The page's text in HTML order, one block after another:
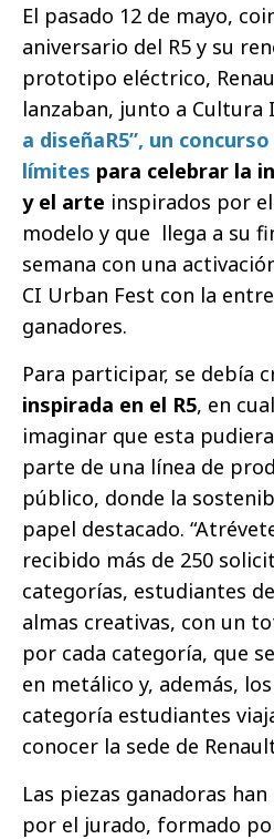
El pasado 12 de mayo,
aniversario del R5 y su
prototipo eléctrico,
lanzaban, junto a Cultura
a diseñaR5”, un
límites para celebrar la
y el arte inspirados por
modelo y que llega a su
semana con una
CI Urban Fest con la
ganadores.
Para participar, se debía
inspirada en el R5, en
imaginar que esta
parte de una línea de
público, donde la
papel destacado.
recibido más de 250
categorías, estudiantes
almas creativas, con un
por cada categoría, que
en metálico y, además,
categoría estudiantes
conocer la sede de
Las piezas ganadoras
por el jurado, formado